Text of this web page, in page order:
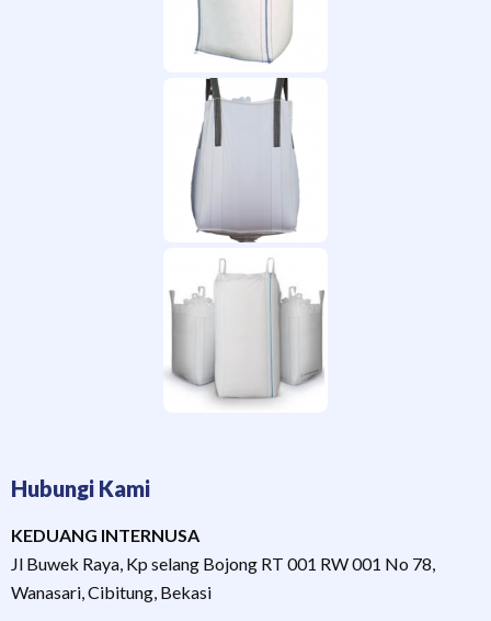
Hubungi Kami
KEDUANG INTERNUSA
Jl Buwek Raya, Kp selang Bojong RT 001 RW 001 No 78,
Wanasari, Cibitung, Bekasi